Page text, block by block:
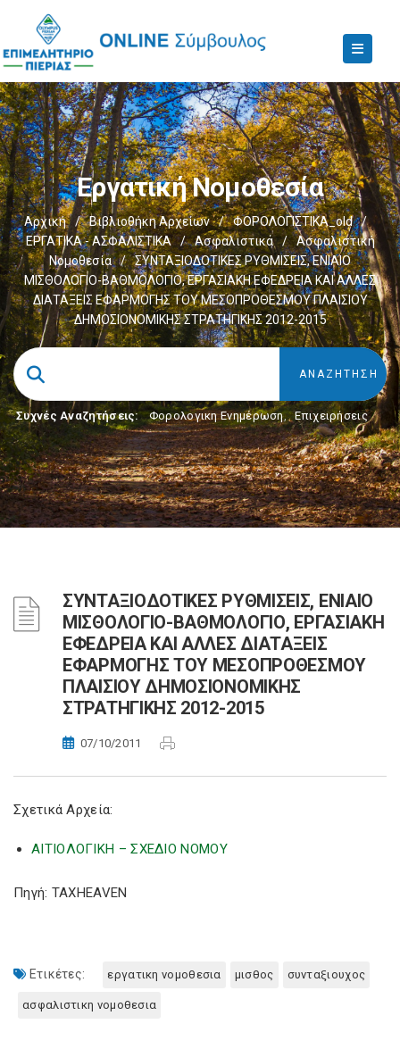
Εργατική Νομοθεσία
Αρχική / Βιβλιοθήκη Αρχείων / ΦΟΡΟΛΟΓΙΣΤΙΚΑ_old
/
ΕΡΓΑΤΙΚΑ - ΑΣΦΑΛΙΣΤΙΚΑ
/ Ασφαλιστικά /
Ασφαλιστική
Νομοθεσία
/
ΣΥΝΤΑΞΙΟΔΟΤΙΚΕΣ ΡΥΘΜΙΣΕΙΣ, ΕΝΙΑΙΟ
ΜΙΣΘΟΛΟΓΙΟ-ΒΑΘΜΟΛΟΓΙΟ, ΕΡΓΑΣΙΑΚΗ ΕΦΕΔΡΕΙΑ ΚΑΙ ΑΛΛΕΣ
ΔΙΑΤΑΞΕΙΣ ΕΦΑΡΜΟΓΗΣ ΤΟΥ ΜΕΣΟΠΡΟΘΕΣΜΟΥ ΠΛΑΙΣΙΟΥ
ΔΗΜΟΣΙΟΝΟΜΙΚΗΣ ΣΤΡΑΤΗΓΙΚΗΣ 2012-2015
Συχνές Αναζητήσεις: Φορολογικη Ενημέρωση, Επιχειρήσεις
ΣΥΝΤΑΞΙΟΔΟΤΙΚΕΣ ΡΥΘΜΙΣΕΙΣ, ΕΝΙΑΙΟ
ΜΙΣΘΟΛΟΓΙΟ-ΒΑΘΜΟΛΟΓΙΟ, ΕΡΓΑΣΙΑΚΗ
ΕΦΕΔΡΕΙΑ ΚΑΙ ΑΛΛΕΣ ΔΙΑΤΑΞΕΙΣ
ΕΦΑΡΜΟΓΗΣ ΤΟΥ ΜΕΣΟΠΡΟΘΕΣΜΟΥ
ΠΛΑΙΣΙΟΥ ΔΗΜΟΣΙΟΝΟΜΙΚΗΣ
ΣΤΡΑΤΗΓΙΚΗΣ 2012-2015
07/10/2011
Σχετικά Αρχεία:
ΑΙΤΙΟΛΟΓΙΚΗ – ΣΧΕΔΙΟ ΝΟΜΟΥ
Πηγή: TAXHEAVEN
Ετικέτες: εργατικη νομοθεσια μισθος συνταξιουχος
ασφαλιστικη νομοθεσια